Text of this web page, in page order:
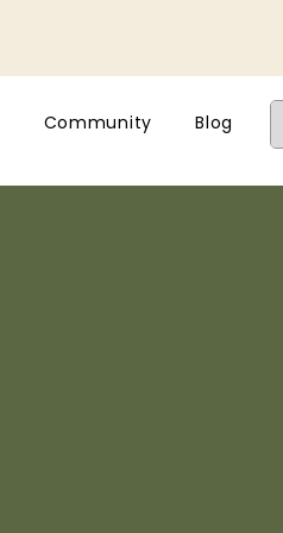
Community Blog